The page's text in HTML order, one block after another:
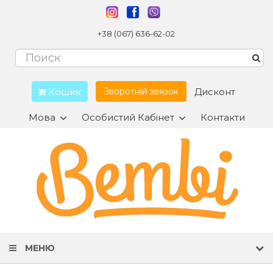
+38 (067) 636-62-02
Кошик Зворотній звязок Дисконт
Мова Особистий Кабінет Контакти
МЕНЮ